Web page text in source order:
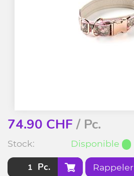
74.90 CHF/ Pc.
Stock: Disponible
Pc. Rappeler